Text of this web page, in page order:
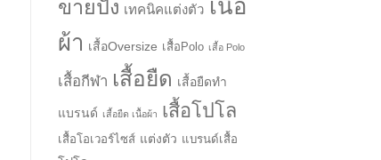
ขายปัง เทคนิคแต่งตัว เนื้อ
ผ้า เสื้อOversize เสื้อPolo เสื้อ Polo
เสื้อกีฬา เสื้อยืด เสื้อยืดทำ
แบรนด์ เสื้อยืด เนื้อผ้า เสื้อโปโล
เสื้อโอเวอร์ไซส์ แต่งตัว แบรนด์เสื้อ